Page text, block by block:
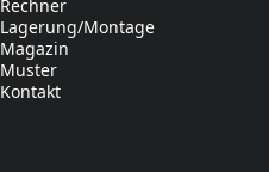
Rechner
Lagerung/Montage
Magazin
Muster
Kontakt